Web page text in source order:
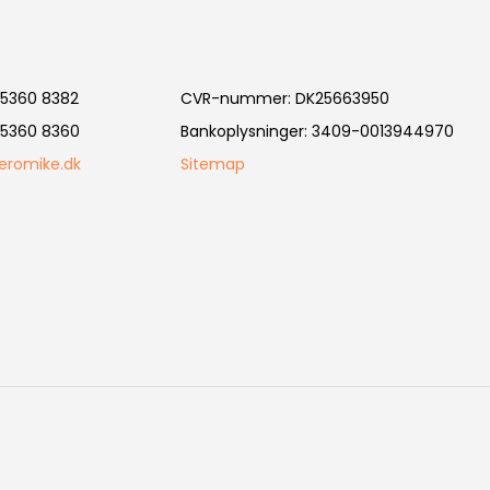
8382
8360
CVR-nummer: DK25663950
Bankoplysninger: 3409-0013944970
Sitemap